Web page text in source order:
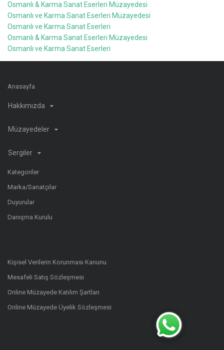
Osmanlı & Karma Sanat Eserleri Müzayedesi
Osmanlı ve Karma Sanat Eserleri Müzayedesi
Osmanlı ve Karma Sanat Eserleri
Osmanlı & Karma Sanat Eserleri Müzayedesi
Osmanlı ve Karma Sanat Eserleri
Anasayfa
Hakkımızda
Müzayedeler
Sergiler
Kategoriler
Marka/Sanatçılar
Duyurular
Danışma Kurulu
Kişisel Verilerin Korunması Kanunu
Mesafeli Satış Sözleşmesi
Online Müzayede Katılım Şartları
Online Müzayede Üyelik Sözleşmesi